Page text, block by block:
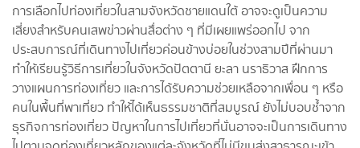
การเลือกไปท่องเที่ยวในสามจังหวัดชายแดนใต้ อาจจะดูเป็นความ
เสี่ยงสำหรับคนเสพข่าวผ่านสื่อต่าง ๆ ที่มีเผยแพร่ออกไป จาก
ประสบการณ์ที่เดินทางไปเที่ยวค่อนข้างบ่อยในช่วงสามปีที่ผ่านมา
ทำให้เรียนรู้วิธีการเที่ยวในจังหวัดปัตตานี ยะลา นราธิวาส ฝึกการ
วางแผนการท่องเที่ยว และการได้รับความช่วยเหลือจากเพื่อน ๆ หรือ
คนในพื้นที่พาเที่ยว ทำให้ได้เห็นธรรมชาติที่สมบูรณ์ ยังไม่บอบช้ำจาก
ธุรกิจการท่องเที่ยว ปัญหาในการไปเที่ยวที่นั่นอาจจะเป็นการเดินทาง